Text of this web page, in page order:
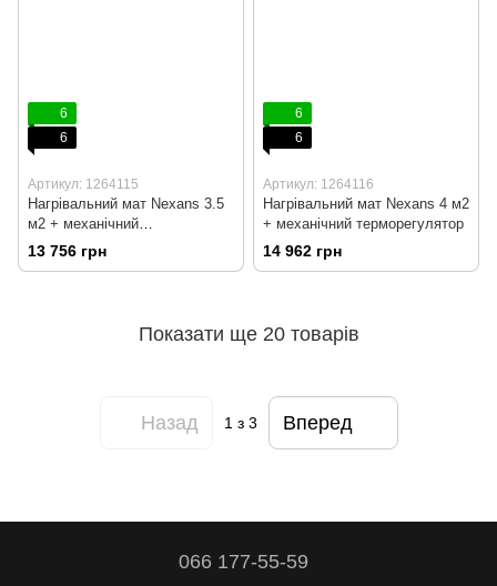
6
6
Артикул: 1264115
Нагрівальний мат Nexans 3.5
м2 + механічний
терморегулятор
13 756 грн
6
6
Артикул: 1264116
Нагрівальний мат Nexans 4 м2
+ механічний терморегулятор
14 962 грн
Показати ще 20 товарів
Назад 1з 3 Вперед
066 177-55-59